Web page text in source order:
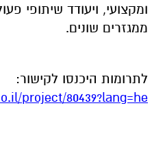
ומקצועי, ויעודד שיתופי
ממגזרים שונים.
לתרומות היכנסו לקישור:
project/80439?lang=he